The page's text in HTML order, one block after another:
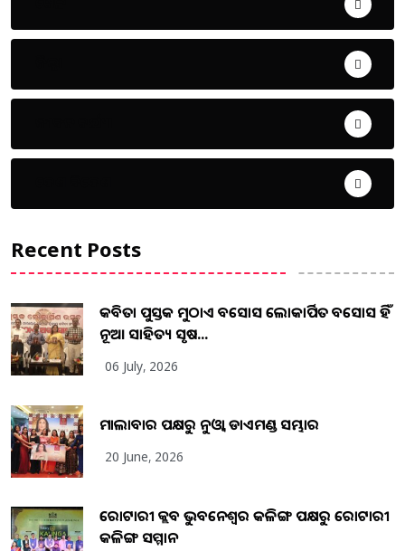
Recent Posts
କବିତା ପୁସ୍ତକ ମୁଠାଏ ଅବସୋସ ଲୋକାର୍ପିତ ଅବସୋସ ହିଁ
ନୂଆ ସାହିତ୍ୟ ସୃଷ...
06 July, 2026
ମାଲାବାର ପକ୍ଷରୁ ନୁଓ୍ବା ଡାଏମଣ୍ଡ ସମ୍ଭାର
20 June, 2026
ରୋଟାରୀ କ୍ଲବ ଭୁବନେଶ୍ୱର କଳିଙ୍ଗ ପକ୍ଷରୁ ରୋଟାରୀ
କଳିଙ୍ଗ ସମ୍ମାନ